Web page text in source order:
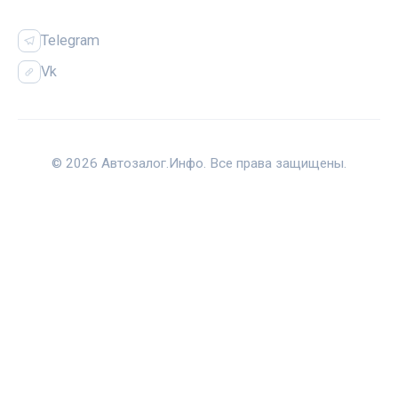
Telegram
Vk
© 2026 Автозалог.Инфо. Все права защищены.